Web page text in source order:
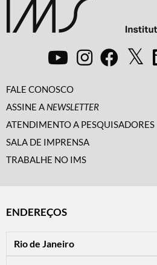
FALE CONOSCO
ASSINE A NEWSLETTER
ATENDIMENTO A PESQUISADORES
SALA DE IMPRENSA
TRABALHE NO IMS
ENDEREÇOS
Rio de Janeiro